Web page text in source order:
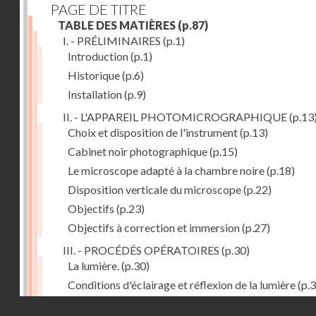
PAGE DE TITRE
TABLE DES MATIÈRES (p.87)
I. - PRÉLIMINAIRES (p.1)
Introduction(p.1)
Historique(p.6)
Installation(p.9)
II. - L'APPAREIL PHOTOMICROGRAPHIQUE
Choix et disposition de l'instrument(p.13)
Cabinet noir photographique(p.15)
Le microscope adapté à la chambre noire(p.18)
Disposition verticale du microscope(p.22)
Objectifs (p.23)
Objectifs à correction et immersion(p.27)
III. - PROCÉDÉS OPÉRATOIRES (p.30)
La lumière. (p.30)
Conditions d'éclairage et réflexion de la lumière